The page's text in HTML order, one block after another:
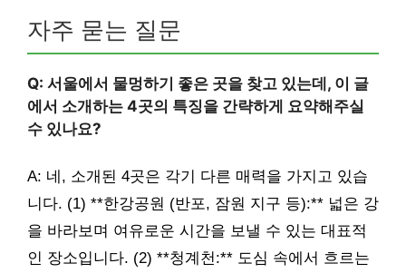
자주 묻는 질문
Q: 서울에서 물멍하기 좋은 곳을 찾고 있는데, 이 글
에서 소개하는 4곳의 특징을 간략하게 요약해주실
수 있나요?
A: 네, 소개된 4곳은 각기 다른 매력을 가지고 있습
니다. (1) **한강공원 (반포, 잠원 지구 등):** 넓은 강
을 바라보며 여유로운 시간을 보낼 수 있는 대표적
인 장소입니다. (2) **청계천:** 도심 속에서 흐르는